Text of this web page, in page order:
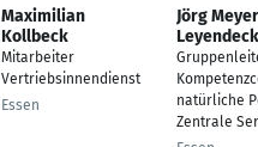
Maximilian
Kollbeck
Mitarbeiter
Vertriebsinnendienst
Essen
Jörg
natürliche
Zentrale